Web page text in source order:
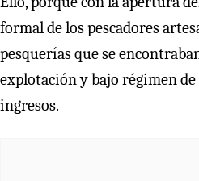
formal de los pescadores
pesquerías que se
explotación y bajo régimen
ingresos.